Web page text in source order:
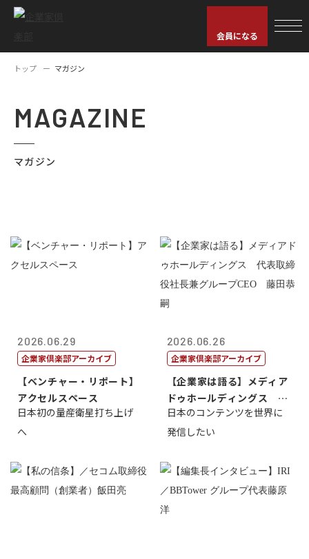
会員になる
トップ マガジン
MAGAZINE
マガジン
2026.06.29
企業家倶楽部アーカイブ
【ベンチャー・リポート】
アクセルスペース
日本初の量産衛星打ち上げ
へ
2026.06.26
企業家倶楽部アーカイブ
【企業家は語る】メディア
ドゥホールディングス 代
表取締役社長...
日本のコンテンツを世界に
発信したい